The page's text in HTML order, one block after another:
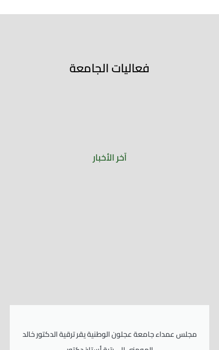
فعاليات الجامعة
آخر الأخبار
مجلس عمداء جامعة عجلون الوطنية يقر ترقية الدكتور خالد